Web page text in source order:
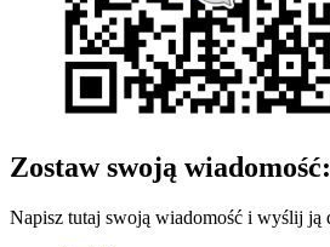
Zostaw swoją wiadomość:
Napisz tutaj swoją wiadomość i wyślij ją